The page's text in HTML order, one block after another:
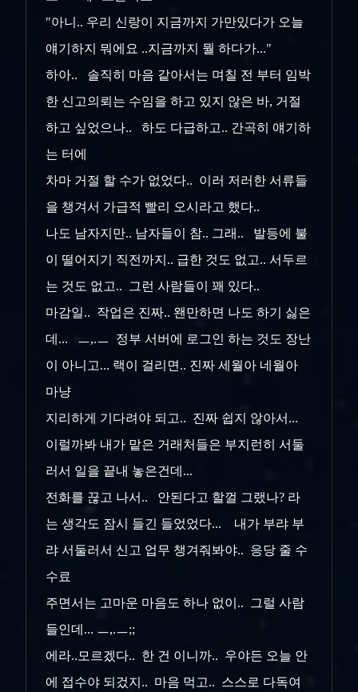
"아니.. 우리 신랑이 지금까지 가만있다가 오늘
얘기하지 뭐에요 ..지금까지 뭘 하다가..."
하아.. 솔직히 마음 같아서는 며칠 전 부터 임박
한 신고의뢰는 수임을 하고 있지 않은 바, 거절
하고 싶었으나.. 하도 다급하고.. 간곡히 얘기하
는 터에
차마 거절 할 수가 없었다.. 이러 저러한 서류들
을 챙겨서 가급적 빨리 오시라고 했다..
나도 남자지만.. 남자들이 참.. 그래.. 발등에 불
이 떨어지기 직전까지.. 급한 것도 없고.. 서두르
는 것도 없고.. 그런 사람들이 꽤 있다..
마감일.. 작업은 진짜.. 왠만하면 나도 하기 싫은
데... ㅡ,.ㅡ 정부 서버에 로그인 하는 것도 장난
이 아니고... 랙이 걸리면.. 진짜 세월아 네월아
마냥
지리하게 기다려야 되고.. 진짜 쉽지 않아서...
이럴까봐 내가 맡은 거래처들은 부지런히 서둘
러서 일을 끝내 놓은건데...
전화를 끊고 나서.. 안된다고 할껄 그랬나? 라
는 생각도 잠시 들긴 들었었다... 내가 부랴 부
랴 서둘러서 신고 업무 챙겨줘봐야.. 응당 줄 수
수료
주면서는 고마운 마음도 하나 없이.. 그럴 사람
들인데... ㅡ,.ㅡ;;
에라..모르겠다.. 한 건 이니까.. 우야든 오늘 안
에 접수야 되겄지.. 마음 먹고.. 스스로 다독여